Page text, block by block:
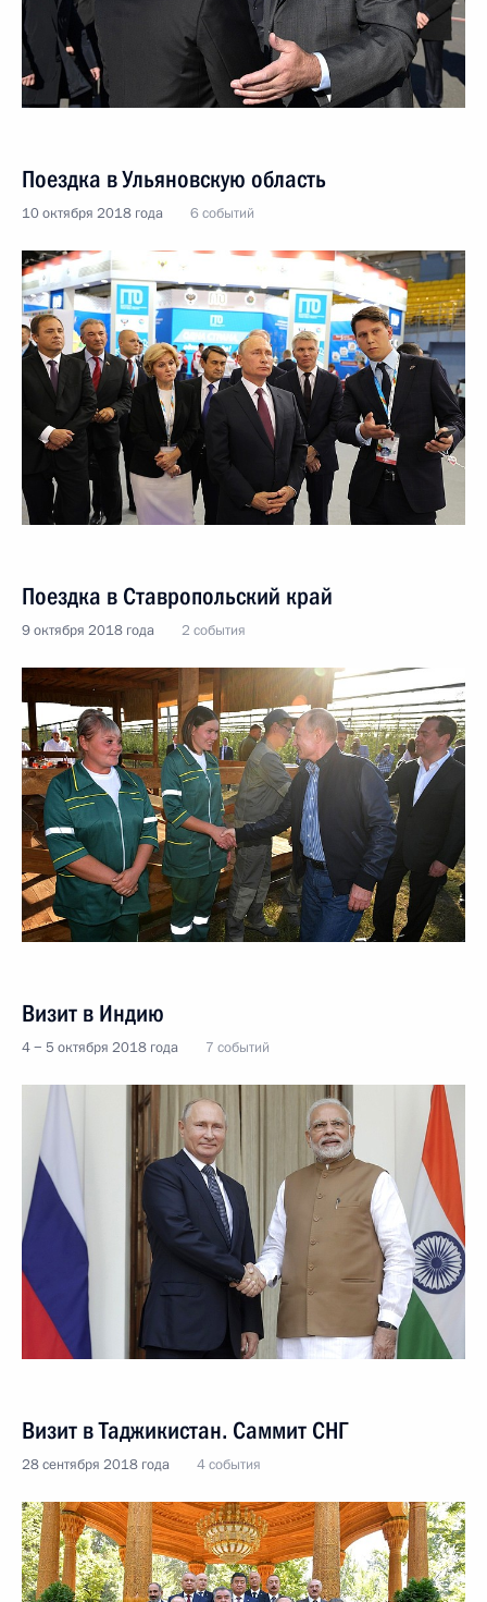
Поездка в Ульяновскую область
10 октября 2018 года 6 событий
Поездка в Ставропольский край
9 октября 2018 года 2 события
Визит в Индию
4 − 5 октября 2018 года 7 событий
Визит в Таджикистан. Саммит СНГ
28 сентября 2018 года 4 события